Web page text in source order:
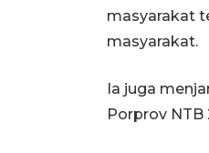
masyarakat
masyarakat.
Ia juga
Porprov NTB